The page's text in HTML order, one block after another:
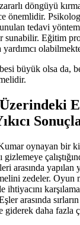
döngüyü
önemlidir.
tedavi
Eğitim
büyük olsa da,
oynayan bir
gizlemeye
arasında yapılan
zedeler. Oyun
ihtiyacını
arasında
giderek daha fazla